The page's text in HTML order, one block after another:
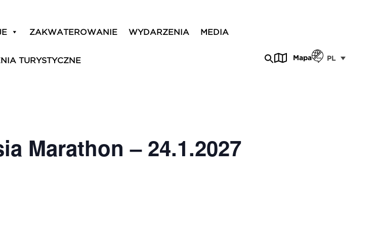
ZAKWATEROWANIE WYDARZENIA MEDIA
TURYSTYCZNE Mapa PL
Marathon – 24.1.2027